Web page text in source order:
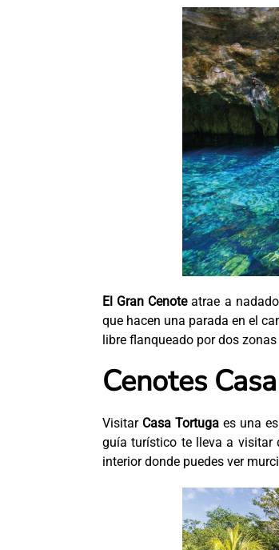
El Gran Cenoteatrae a
que hacen una parada en el
libre flanqueado por dos
Cenotes
Visitar Casa Tortuga es una
guía turístico te lleva a visitar
interior donde puedes ver